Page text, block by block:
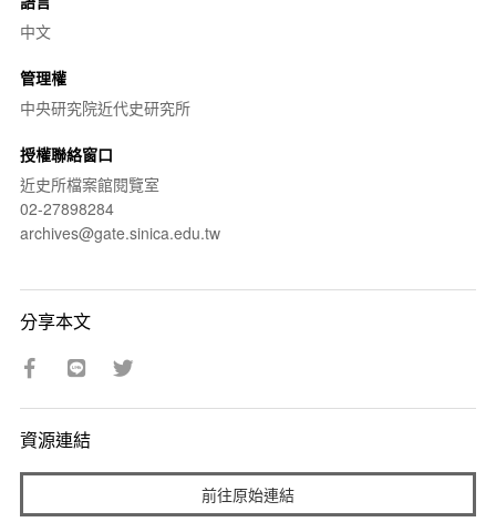
中文
管理權
中央研究院近代史研究所
授權聯絡窗口
近史所檔案館閱覽室
02-27898284
archives@gate.sinica.edu.tw
分享本文
資源連結
前往原始連結